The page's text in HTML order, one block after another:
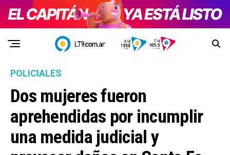
POLICIALES
Dos mujeres fueron
aprehendidas por incumplir
una medida judicial y